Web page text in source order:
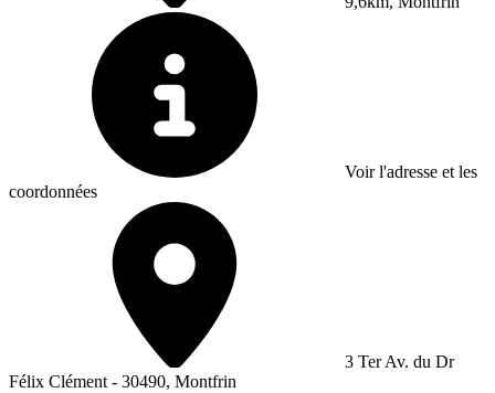
Voir l'adresse et les
coordonnées
3 Ter Av. du Dr
Félix Clément - 30490, Montfrin